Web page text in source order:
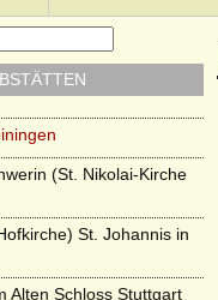
Rumpenheim
(St. Nikolai-Kirche
St. Johannis in
Alten Schloss Stuttgart